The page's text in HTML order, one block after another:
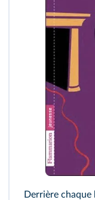
Derrière chaque